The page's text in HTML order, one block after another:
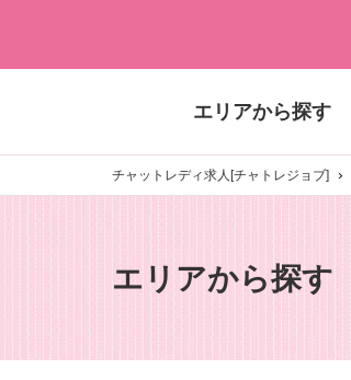
エリアから探す
チャットレディ求人[チャトレジョブ]
エリアから探す